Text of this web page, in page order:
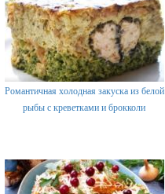
Романтичная холодная закуска из белой
рыбы с креветками и брокколи